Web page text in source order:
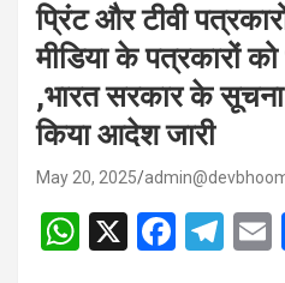
प्रिंट और टीवी
मीडिया के पत्रकारों को
,भारत सरकार के
किया आदेश जारी
May 20, 2025
W X
F
T